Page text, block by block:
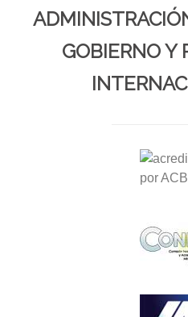
GOBIERNO Y